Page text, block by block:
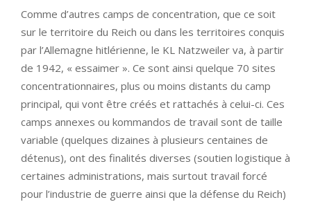
Comme d’autres camps de concentration, que ce soit
sur le territoire du Reich ou dans les territoires conquis
par l’Allemagne hitlérienne, le KL Natzweiler va, à partir
de 1942, « essaimer ». Ce sont ainsi quelque 70 sites
concentrationnaires, plus ou moins distants du camp
principal, qui vont être créés et rattachés à celui-ci. Ces
camps annexes ou kommandos de travail sont de taille
variable (quelques dizaines à plusieurs centaines de
détenus), ont des finalités diverses (soutien logistique à
certaines administrations, mais surtout travail forcé
pour l’industrie de guerre ainsi que la défense du Reich)